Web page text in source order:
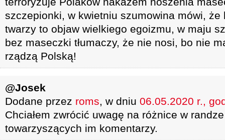
szczepionki, w kwietniu szumowina mówi, że
twarzy to objaw wielkiego egoizmu, w maju
bez maseczki tłumaczy, że nie nosi, bo nie
rządzą Polską!
@Josek
Dodane przez roms, w dniu 06.05.2020 r.,
Chciałem zwrócić uwagę na różnice w
towarzyszących im komentarzy.